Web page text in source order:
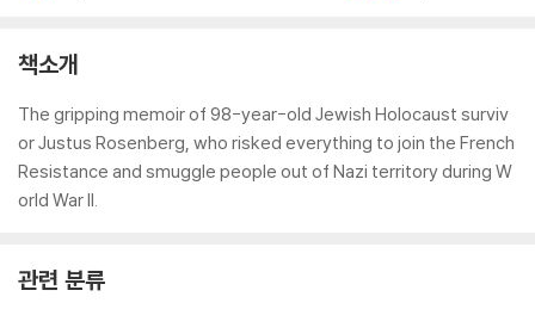
책소개
The gripping memoir of 98-year-old Jewish Holocaust surviv
or Justus Rosenberg, who risked everything to join the French
Resistance and smuggle people out of Nazi territory during W
orld War II.
관련 분류